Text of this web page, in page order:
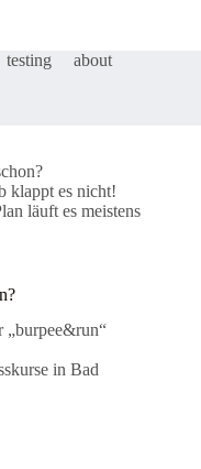
testing about
klappt es nicht!
läuft es meistens
„burpee&run“
in Bad